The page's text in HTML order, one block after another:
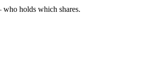
holds which shares.